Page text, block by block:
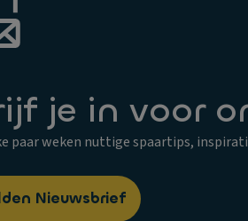
je in voor
paar weken nuttige spaartips,
Nieuwsbrief